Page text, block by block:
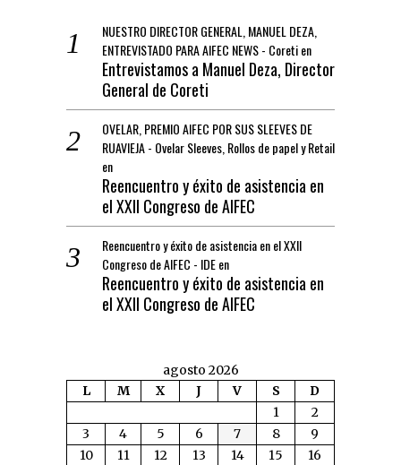
NUESTRO DIRECTOR GENERAL, MANUEL DEZA,
ENTREVISTADO PARA AIFEC NEWS - Coretien
Entrevistamos a Manuel Deza, Director
General de Coreti
OVELAR, PREMIO AIFEC POR SUS SLEEVES DE
RUAVIEJA - Ovelar Sleeves, Rollos de papel y Retail
en
Reencuentro y éxito de asistencia en
el XXII Congreso de AIFEC
Reencuentro y éxito de asistencia en el XXII
Congreso de AIFEC - IDEen
Reencuentro y éxito de asistencia en
el XXII Congreso de AIFEC
agosto 2026
L
M X J V S
D
1
2
3
4 5 6 7 8
9
10
11 12 13 14 15
16